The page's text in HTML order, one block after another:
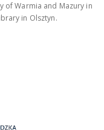
of Warmia and Mazury in
in Olsztyn.